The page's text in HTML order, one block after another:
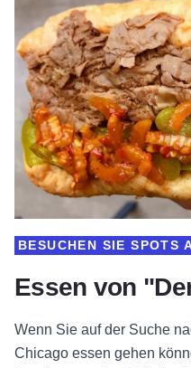
Essen von
BESUCHEN SIE SPOTS
Wenn Sie auf der Suche
Chicago essen gehen